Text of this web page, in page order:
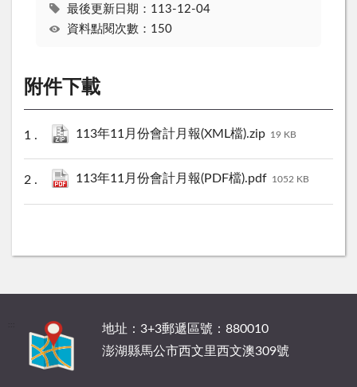
最後更新日期：113-12-04
資料點閱次數：150
附件下載
113年11月份會計月報(XML檔).zip 19 KB
113年11月份會計月報(PDF檔).pdf 1052 KB
地址：3+3郵遞區號：880010
澎湖縣馬公市西文里西文澳309號